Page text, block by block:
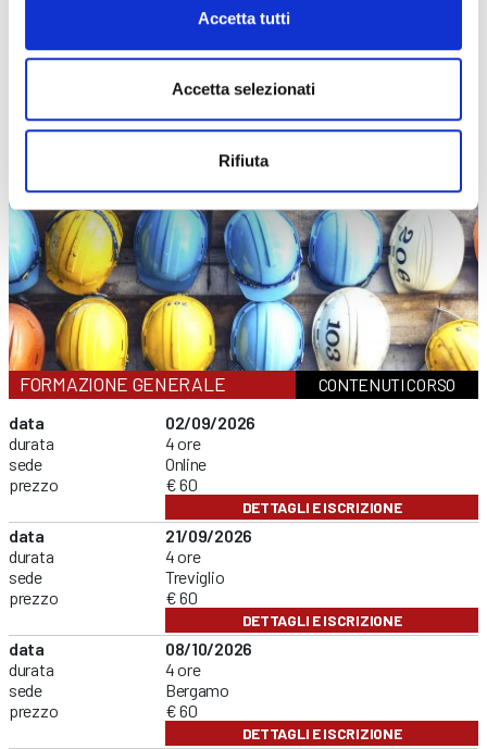
Accetta tutti
Accetta selezionati
Rifiuta
sede
01/12/2026
Clusone
€ 140
FORMAZIONE GENERALE
CONTENUTI CORSO
data
durata
sede
prezzo
02/09/2026
4 ore
Online
€ 60
DETTAGLI E ISCRIZIONE
data
durata
sede
prezzo
21/09/2026
4 ore
Treviglio
€ 60
DETTAGLI E ISCRIZIONE
data
durata
sede
prezzo
08/10/2026
4 ore
Bergamo
€ 60
DETTAGLI E ISCRIZIONE